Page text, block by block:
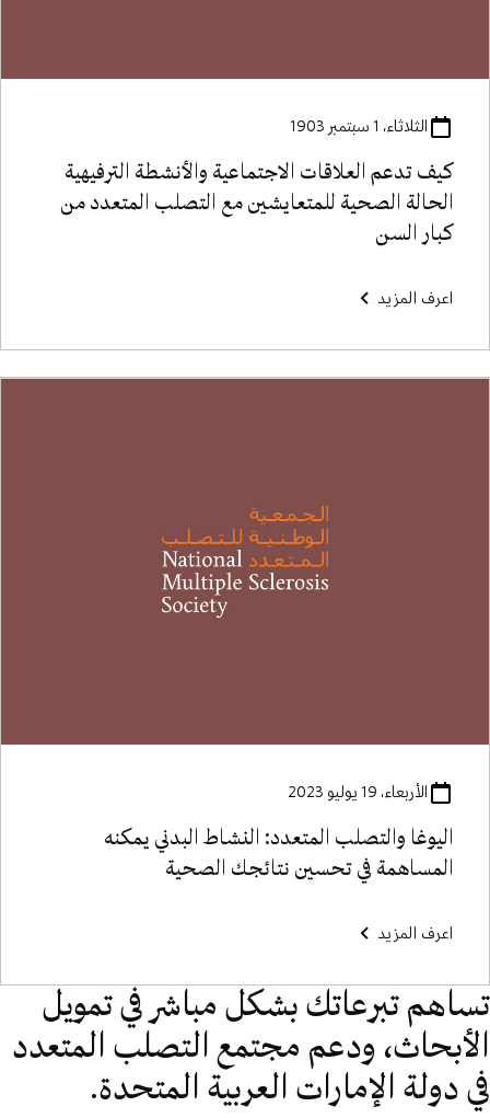
الثلاثاء، 1 سبتمبر 1903
كيف تدعم العلاقات الاجتماعية والأنشطة الترفيهية
الحالة الصحية للمتعايشين مع التصلب المتعدد من
كبار السن
اعرف المزيد
الأربعاء، 19 يوليو 2023
اليوغا والتصلب المتعدد: النشاط البدني يمكنه
المساهمة في تحسين نتائجك الصحية
اعرف المزيد
تساهم تبرعاتك بشكل مباشر في تمويل
الأبحاث، ودعم مجتمع التصلب المتعدد
في دولة الإمارات العربية المتحدة.